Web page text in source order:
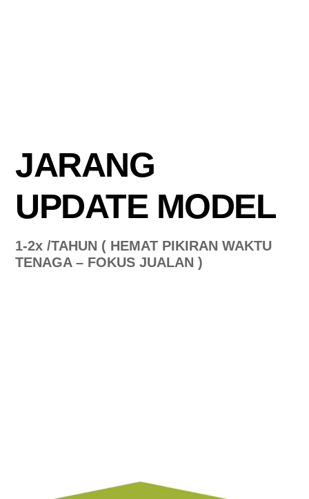
JARANG
UPDATE MODEL
1-2x /TAHUN ( HEMAT PIKIRAN WAKTU
TENAGA – FOKUS JUALAN )